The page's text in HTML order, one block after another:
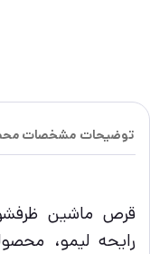
توضیحات مشخصات
رایحه لیمو،